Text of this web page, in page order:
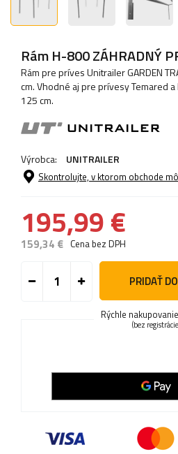
Rám H-800 ZÁHRADNÝ
Rám pre príves Unitrailer GARDEN
cm. Vhodné aj pre prívesy Temared
125 cm.
Výrobca: UNITRAILER
Skontrolujte, v ktorom obchode
195,99 €
159,34 € Cena bez DPH
PRIDAŤ
Rýchle nakupovanie
(bez